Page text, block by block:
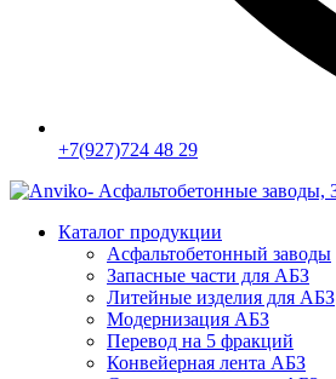
+7(927)724 48 29
Каталог продукции
Асфальтобетонный заводы
Запасные части для АБЗ
Литейные изделия для АБЗ
Модернизация АБЗ
Перевод на 5 фракций
Конвейерная лента АБЗ